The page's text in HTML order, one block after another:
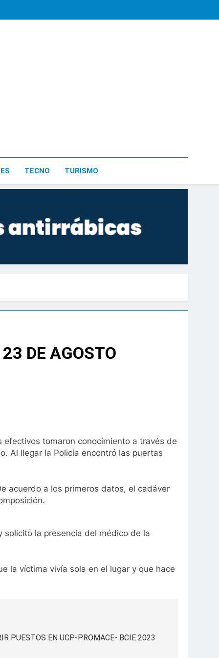
TECNO TURISMO
DE AGOSTO
tomaron conocimiento a través de
Al llegar la Policía encontró las puertas
acuerdo a los primeros datos, el cadáver
solicitó la presencia del médico de la
la víctima vivía sola en el lugar y que hace
PUESTOS EN UCP-PROMACE- BCIE 2023